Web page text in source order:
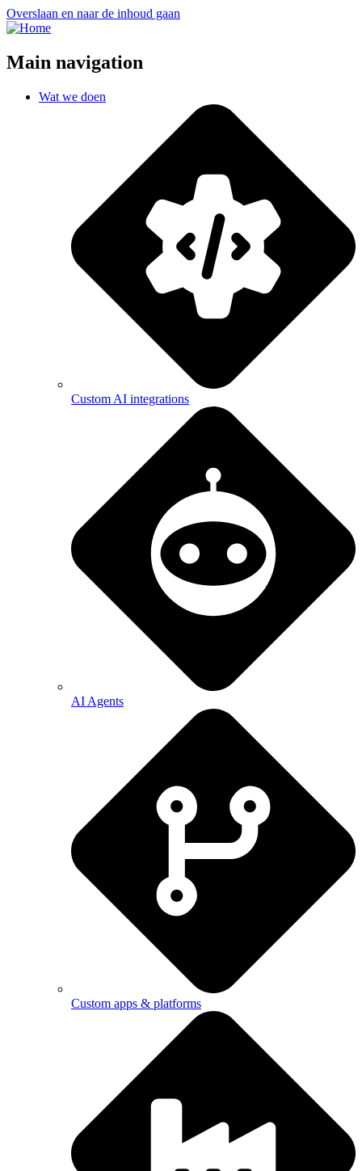
Overslaan en naar de inhoud gaan
Main navigation
Wat we doen
Custom AI integrations
AI Agents
Custom apps & platforms